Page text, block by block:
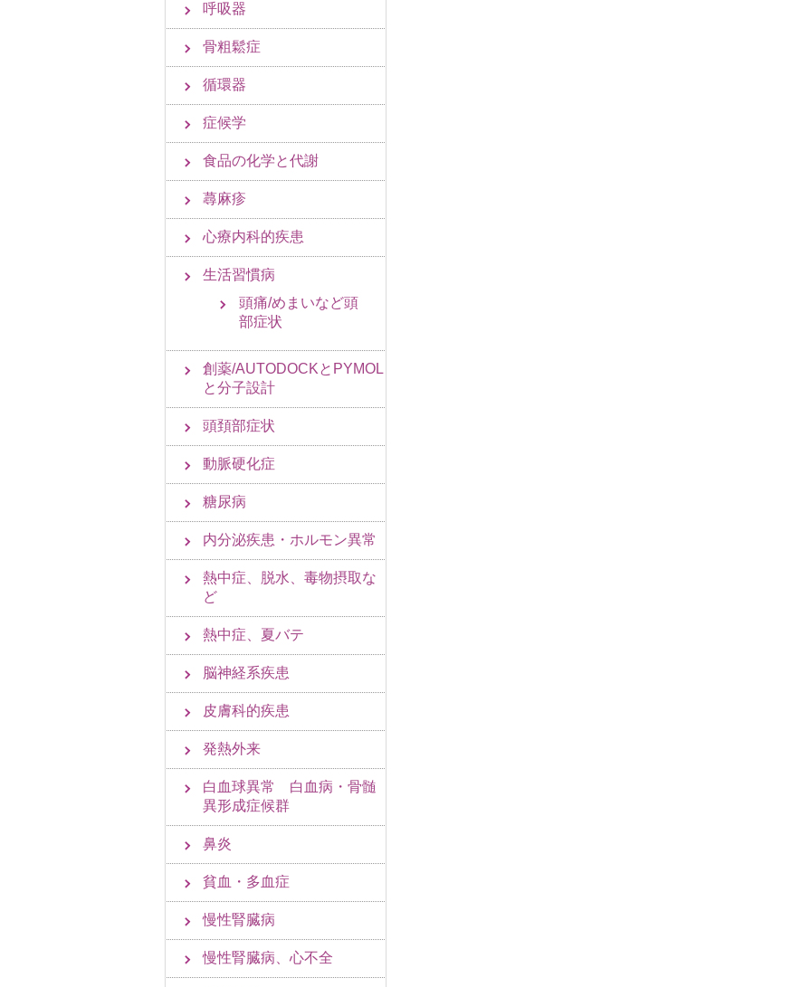
呼吸器
骨粗鬆症
循環器
症候学
食品の化学と代謝
蕁麻疹
心療内科的疾患
生活習慣病
頭痛/めまいなど頭
部症状
創薬/AUTODOCKとPYMOL
と分子設計
頭頚部症状
動脈硬化症
糖尿病
内分泌疾患・ホルモン異常
熱中症、脱水、毒物摂取な
ど
熱中症、夏バテ
脳神経系疾患
皮膚科的疾患
発熱外来
白血球異常 白血病・骨髄
異形成症候群
鼻炎
貧血・多血症
慢性腎臓病
慢性腎臓病、心不全